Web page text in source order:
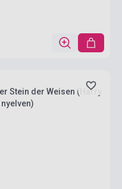
Stein der Weisen (Harry